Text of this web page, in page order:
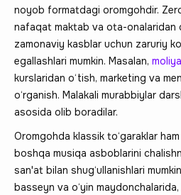
noyob formatdagi oromgohdir.
nafaqat maktab va ota-onalaridan
zamonaviy kasblar uchun zaruriy
egallashlari mumkin. Masalan,
kurslaridan o‘tish, marketing va
o‘rganish. Malakali murabbiylar
asosida olib boradilar.
Oromgohda klassik to‘garaklar
boshqa musiqa asboblarini
san'at bilan shug‘ullanishlari
basseyn va o‘yin